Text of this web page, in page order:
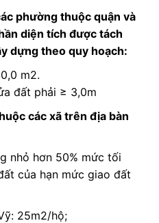
phường thuộc quận và
diện tích được tách
dựng theo quy hoạch:
m2.
đất phải ≥ 3,0m
các xã trên địa bàn
nhỏ hơn 50% mức tối
của hạn mức giao đất
25m2/hộ;